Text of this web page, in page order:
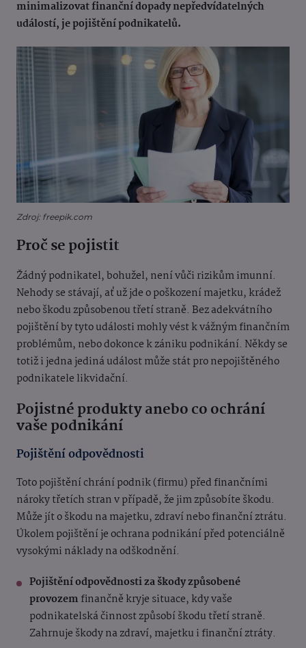
minimalizovat finanční dopady nepředvídatelných
událostí, je pojištění podnikatelů.
Zdroj: freepik.com
Proč se pojistit
Žádný podnikatel, bohužel, není vůči rizikům imunní.
Nehody se stávají, ať už jde o poškození majetku, krádež
nebo škodu způsobenou třetí straně. Bez adekvátního
pojištění by tyto události mohly vést k vážným finančním
problémům, nebo dokonce k zániku podnikání. Někdy se
totiž i jedna jediná událost může stát pro nepojištěného
podnikatele likvidační.
Pojistné produkty anebo co ochrání
vaše podnikání
Pojištění odpovědnosti
Toto pojištění chrání podnik (firmu) před finančními
nároky třetích stran v případě, že jim způsobíte škodu.
Může jít o škodu na majetku, zdraví nebo finanční ztrátu.
Úkolem pojištění je ochrana podnikání před potenciálně
vysokými náklady na odškodnění.
Pojištění odpovědnosti za škody způsobené
provozemfinančně kryje situace, kdy vaše
podnikatelská činnost způsobí škodu třetí straně.
Zahrnuje škody na zdraví, majetku i finanční ztráty.